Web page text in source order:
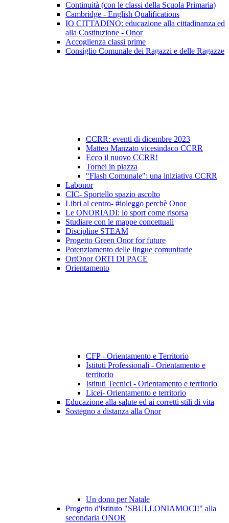
Continuità (con le classi della Scuola Primaria)
Cambridge - English Qualifications
IO CITTADINO: educazione alla cittadinanza ed
alla Costituzione - Onor
Accoglienza classi prime
Consiglio Comunale dei Ragazzi e delle Ragazze
CCRR: eventi di dicembre 2023
Matteo Manzato vicesindaco CCRR
Ecco il nuovo CCRR!
Tornei in piazza
"Flash Comunale": una iniziativa CCRR
Labonor
CIC- Sportello spazio ascolto
Libri al centro- #ioleggo perchè Onor
Le ONORIADI: lo sport come risorsa
Studiare con le mappe concettuali
Discipline STEAM
Progetto Green Onor for future
Potenziamento delle lingue comunitarie
OrtOnor ORTI DI PACE
Orientamento
CFP - Orientamento e Territorio
Istituti Professionali - Orientamento e
territorio
Istituti Tecnici - Orientamento e territorio
Licei- Orientamento e territorio
Educazione alla salute ed ai corretti stili di vita
Sostegno a distanza alla Onor
Un dono per Natale
Progetto d'Istituto "SBULLONIAMOCI!" alla
secondaria ONOR